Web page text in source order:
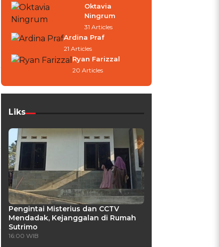
Oktavia
Ningrum
31 Articles
Ardina Praf
21 Articles
Ryan Farizzal
20 Articles
Liks
Pengintai Misterius dan CCTV
Mendadak, Kejanggalan di Rumah
Sutrimo
16:00 WIB